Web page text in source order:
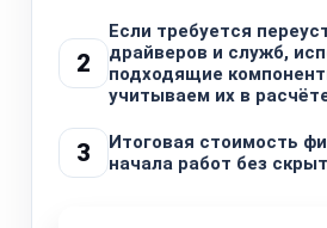
2
Если требуется
драйверов и служб,
подходящие
учитываем их в
3
Итоговая стоимость
начала работ без